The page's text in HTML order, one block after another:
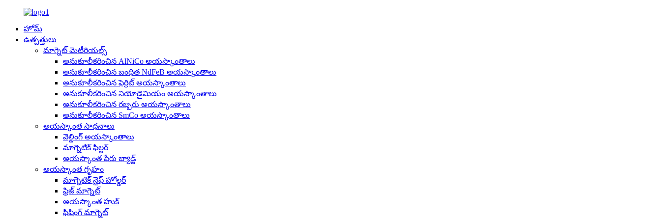
హోమ్
ఉత్పత్తులు
మాగ్నెట్ మెటీరియల్స్
అనుకూలీకరించిన AlNiCo అయస్కాంతాలు
అనుకూలీకరించిన బంధిత NdFeB అయస్కాంతాలు
అనుకూలీకరించిన ఫెర్రిట్ అయస్కాంతాలు
అనుకూలీకరించిన నియోడైమియం అయస్కాంతాలు
అనుకూలీకరించిన రబ్బరు అయస్కాంతాలు
అనుకూలీకరించిన SmCo అయస్కాంతాలు
అయస్కాంత సాధనాలు
వెల్డింగ్ అయస్కాంతాలు
మాగ్నెటిక్ ఫిల్టర్
అయస్కాంత పేరు బ్యాడ్జ్
అయస్కాంత గృహం
మాగ్నెటిక్ నైఫ్ హోల్డర్
ఫ్రిజ్ మాగ్నెట్
అయస్కాంత హుక్
ఫిషింగ్ మాగ్నెట్